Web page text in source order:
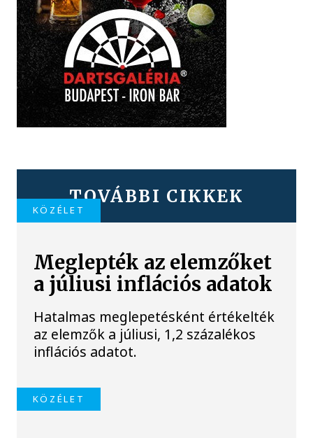
TOVÁBBI CIKKEK
KÖZÉLET
Meglepték az elemzőket
a júliusi inflációs adatok
Hatalmas meglepetésként értékelték
az elemzők a júliusi, 1,2 százalékos
inflációs adatot.
KÖZÉLET